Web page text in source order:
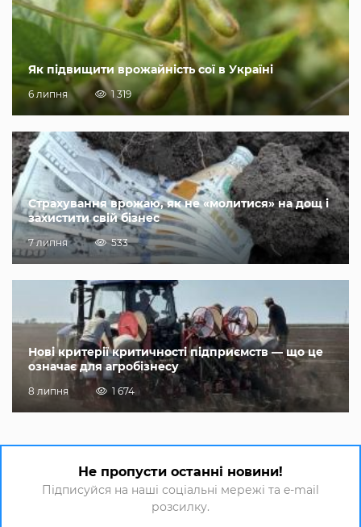
Як підвищити врожайність сої в Україні
6 липня 1 319
Страхування врожаю, як не «молитися» на дощ і
захистити свій бізнес
7 липня 533
Нові критерії критичності підприємств — що це
означає для агробізнесу
8 липня 1 674
Не пропусти останні новини!
Підписуйся на наші соціальні мережі та e-mail
розсилку.